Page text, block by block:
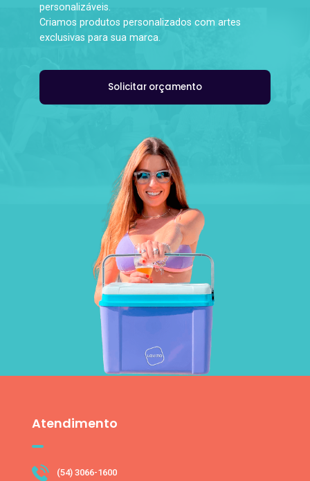
personalizáveis.
Criamos produtos personalizados com artes
exclusivas para sua marca.
Solicitar orçamento
Atendimento
(54) 3066-1600